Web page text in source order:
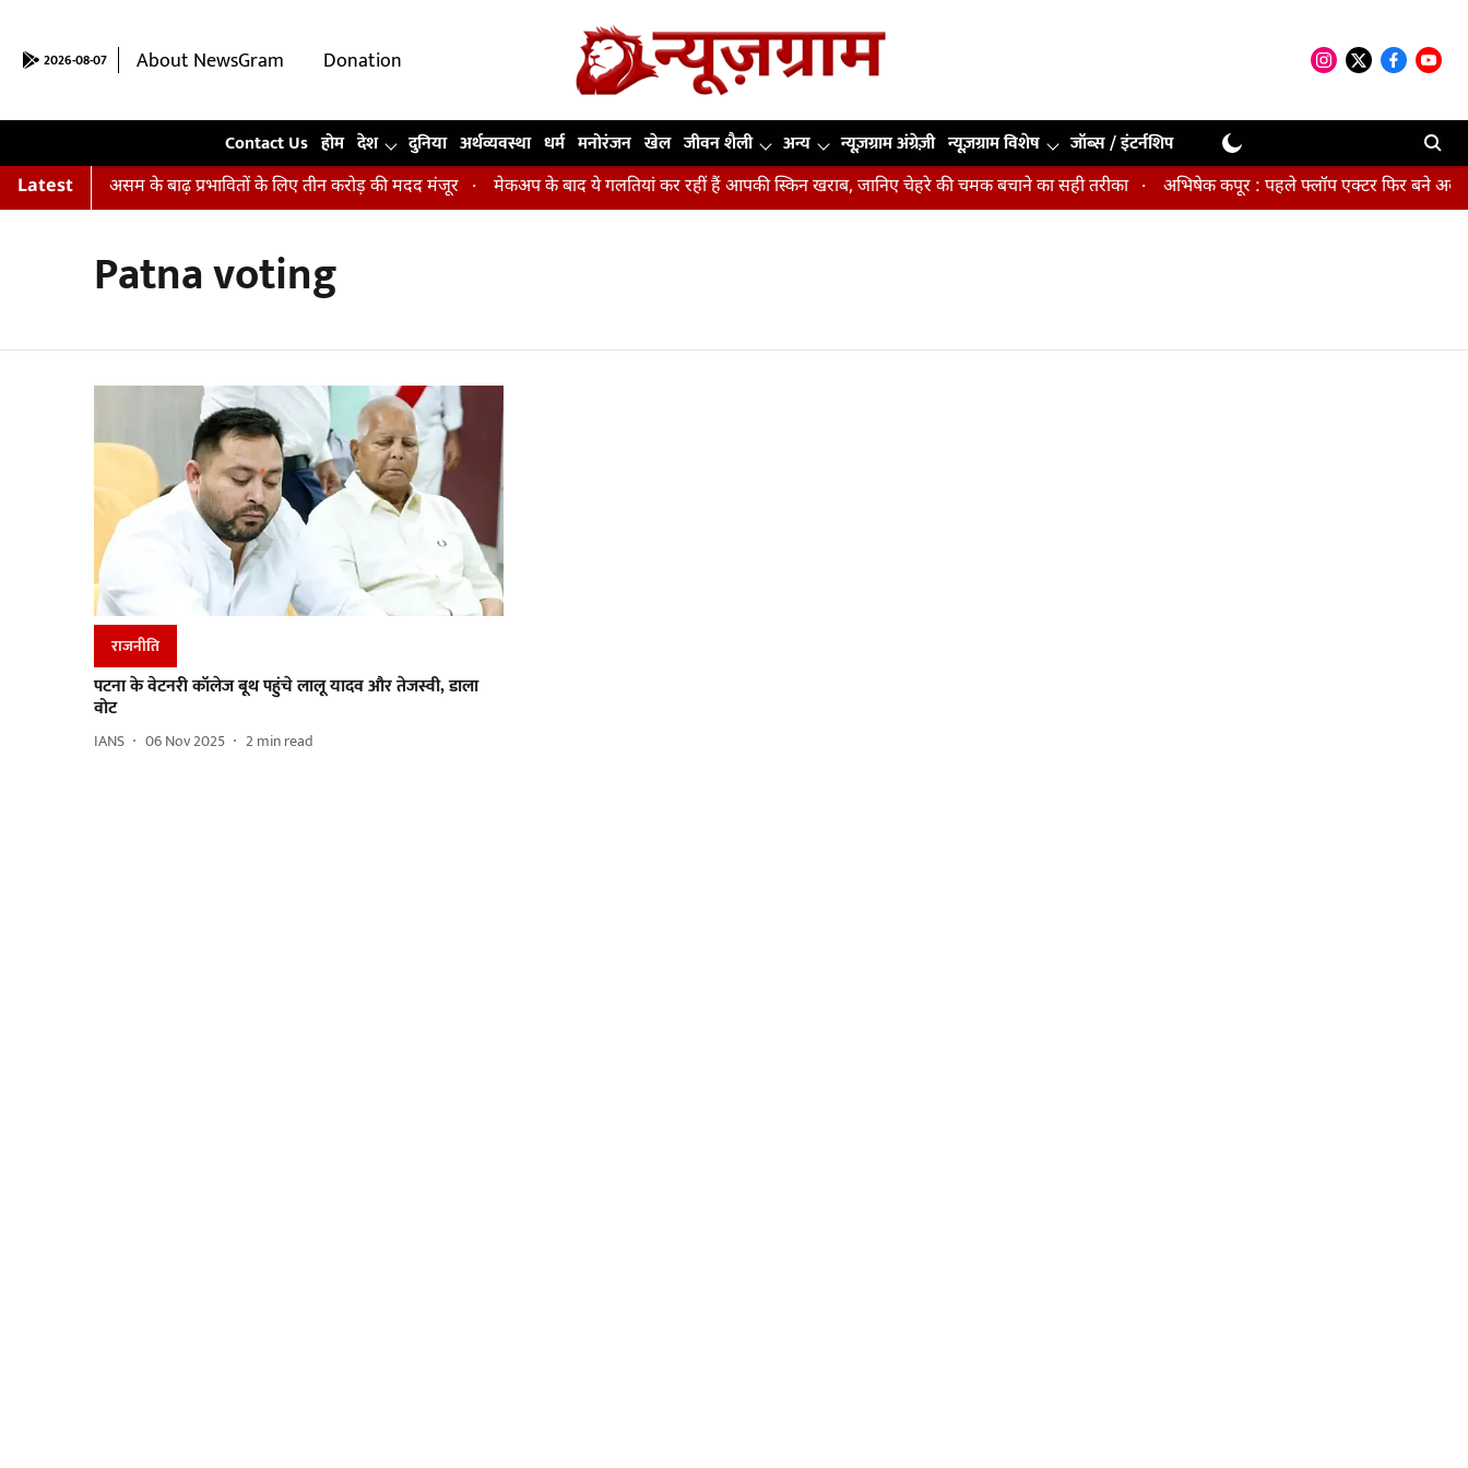
2026-08-07 About NewsGram
Donation
Contact Us होम देश दुनिया अर्थव्यवस्था धर्म मनोरंजन खेल जीवन शैली अन्य न्यूज़ग्राम अंग्रेज़ी न्यूज़ग्राम विशेष जॉब्स / इंटर्नशिप
Latest
सत्र शुरू, असम के बाढ़ प्रभावितों के लिए तीन करोड़ की मदद मंजूर मेकअप के बाद ये गलतियां कर रहीं हैं आपकी स्किन खराब, जानिए चेहरे की चमक बचाने का सही तरीका अभिषेक कपूर : पहले फ्लॉप एक्टर फिर बने अवॉर्ड
Patna voting
राजनीति
पटना के वेटनरी कॉलेज बूथ पहुंचे लालू यादव और तेजस्वी, डाला
वोट
IANS 06 Nov 2025 2min read